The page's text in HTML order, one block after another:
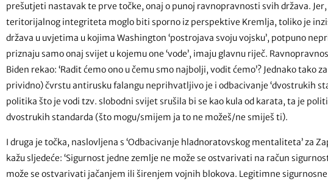
prešutjeti nastavak te prve točke, onaj o punoj ravnopravnosti svih država.
teritorijalnog integriteta moglo biti sporno iz perspektive Kremlja, toliko je
država u uvjetima u kojima Washington ‘postrojava svoju vojsku’, potpuno
priznaju samo onaj svijet u kojemu one ‘vode’, imaju glavnu riječ.
Biden rekao: ‘Radit ćemo ono u čemu smo najbolji, vodit ćemo’? Jednako tako
prividno) čvrstu antirusku falangu neprihvatljivo je i odbacivanje ‘dvostrukih
politika što je vodi tzv. slobodni svijet srušila bi se kao kula od karata, ta je
dvostrukih standarda (što mogu/smijem ja to ne možeš/ne smiješ ti).
I druga je točka, naslovljena s ‘Odbacivanje hladnoratovskog mentaliteta’ za
kažu sljedeće: ‘Sigurnost jedne zemlje ne može se ostvarivati na račun
može se ostvarivati jačanjem ili širenjem vojnih blokova. Legitimne